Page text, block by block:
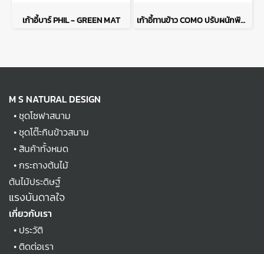
เก้าอี้บาร์ PHIL - GREEN MAT เก้าอี้ทานข้าว COMO ปรับผนักพิงได้พร้อมที่วางเท้า - สีมอคค่า
M S NATURAL DESIGN
•ชุดโซฟาสนาม
•ชุดโต๊ะกินข้าวสนาม
•สินค้าทั้งหมด
•กระถางต้นไม้
ต้นไม้ประดิษฐ์
แรงบันดาลใจ
เกี่ยวกับเรา
• ประวัติ
•ติดต่อเรา